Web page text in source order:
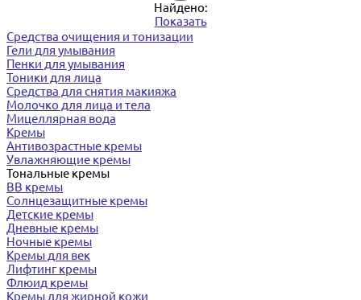
Найдено:
Показать
Средства очищения и тонизации
Гели для умывания
Пенки для умывания
Тоники для лица
Средства для снятия макияжа
Молочко для лица и тела
Мицеллярная вода
Кремы
Антивозрастные кремы
Увлажняющие кремы
Тональные кремы
BB кремы
Солнцезащитные кремы
Детские кремы
Дневные кремы
Ночные кремы
Кремы для век
Лифтинг кремы
Флюид кремы
Кремы для жирной кожи